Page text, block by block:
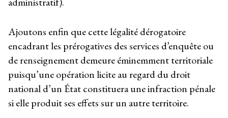
Ajoutons enfin que cette légalité dérogatoire
encadrant les prérogatives des services d’enquête ou
de renseignement demeure éminemment territoriale
puisqu’une opération licite au regard du droit
national d’un État constituera une infraction pénale
si elle produit ses effets sur un autre territoire.